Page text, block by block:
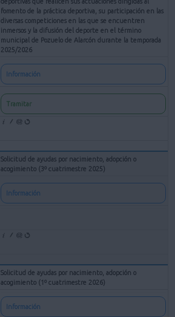
fomento de la práctica deportiva, su participación en las
diversas competiciones en las que se encuentren
inmersos y la difusión del deporte en el término
municipal de Pozuelo de Alarcón durante la temporada
2025/2026
Información
Tramitar
Solicitud de ayudas por nacimiento, adopción o
acogimiento (3º cuatrimestre 2025)
Información
Solicitud de ayudas por nacimiento, adopción o
acogimiento (1º cuatrimestre 2026)
Información